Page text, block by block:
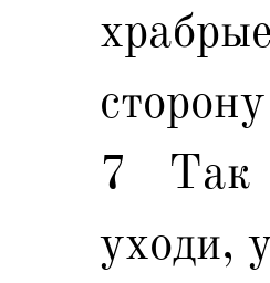
7 Так
уходи,